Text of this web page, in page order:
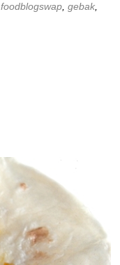
foodblogswap, gebak,